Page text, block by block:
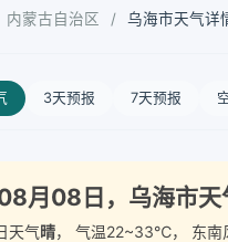
内蒙古自治区 / 乌海市天气详
3天预报 7天预报
月08日，乌海市天
天气晴， 气温22~33℃， 东南